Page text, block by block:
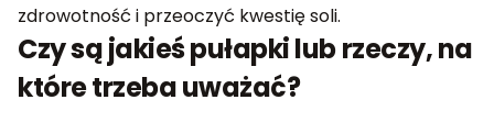
zdrowotność i przeoczyć kwestię soli.
Czy są jakieś pułapki lub rzeczy, na
które trzeba uważać?